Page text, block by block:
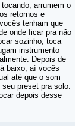
arrumem o
retornos e
tenham que
onde ficar pra não
sozinho, toca
instrumento
Depois de
baixo, aí vocês
até que o som
preset pra solo.
depois desse